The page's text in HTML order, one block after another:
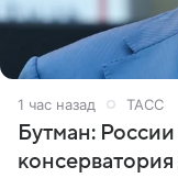
1 час назад ТАСС
Бутман: